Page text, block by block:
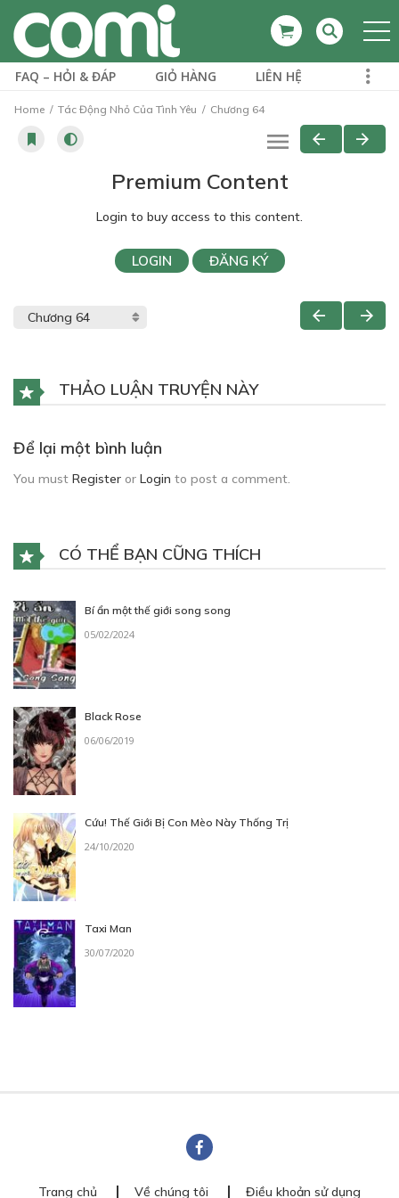
FAQ – HỎI & ĐÁP GIỎ HÀNG LIÊN HỆ
Home Tác Động Nhỏ Của Tình Yêu Chương 64
Premium Content
Login to buy access to this content.
LOGIN ĐĂNG KÝ
THẢO LUẬN TRUYỆN NÀY
Để lại một bình luận
You must Register or Login to post a comment.
CÓ THỂ BẠN CŨNG THÍCH
Bí ẩn một thế giới song song
05/02/2024
Black Rose
06/06/2019
Cứu! Thế Giới Bị Con Mèo Này Thống Trị
24/10/2020
Taxi Man
30/07/2020
Trang chủ Về chúng tôi Điều khoản sử dụng